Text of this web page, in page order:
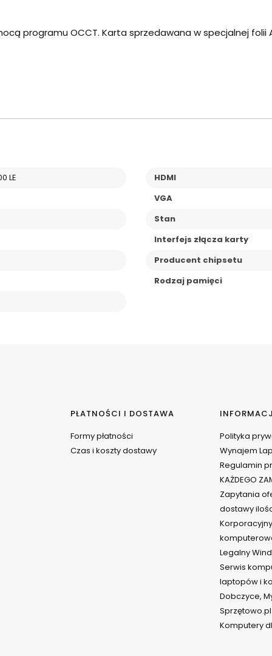
programu OCCT. Karta sprzedawana w specjalnej folii
LE HDMI
VGA
Stan
Interfejs złącza karty
Producent chipsetu
Rodzaj pamięci
PŁATNOŚCI I DOSTAWA
Formy płatności
Czas i koszty dostawy
Polityka
Wynajem
Regulamin
KAŻDEGO
Zapytania
dostawy
Legalny
Serwis
laptopów i
Dobczyce,
Sprzętowo.pl
Komputery